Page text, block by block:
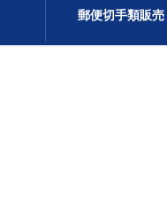
郵便切手類販売